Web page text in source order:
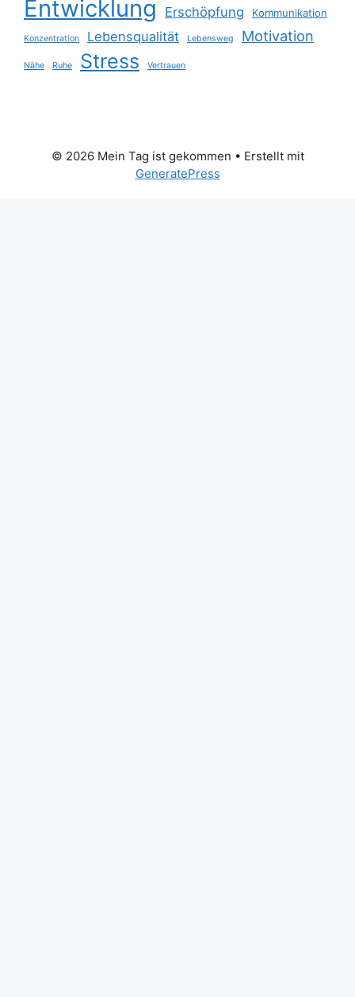
Entwicklung Erschöpfung Kommunikation
Konzentration Lebensqualität Lebensweg Motivation
Nähe Ruhe Stress Vertrauen
© 2026 Mein Tag ist gekommen • Erstellt mit
GeneratePress